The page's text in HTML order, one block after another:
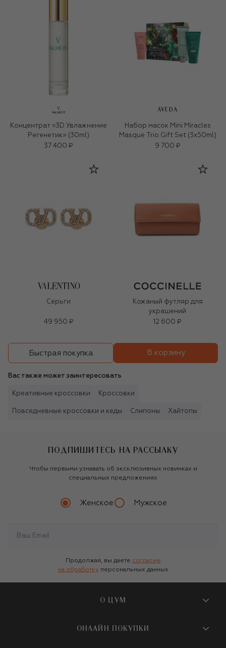
Концентрат «3D Увлажнение
Регенетик» (30ml)
37 400 ₽
AVEDA
Набор масок Mini Miracles
Masque Trio Gift Set (3x50ml)
9 700 ₽
Серьги
49 950 ₽
Кожаный футляр для
украшений
12 600 ₽
Быстрая покупка В корзину
Вас также может заинтересовать
Креативные кроссовки Кроссовки
Повседневные кроссовки и кеды Слипоны Хайтопы
ПОДПИШИТЕСЬ НА РАССЫЛКУ
Чтобы первыми узнавать об эксклюзивных новинках и
специальных предложениях
Женское Мужское
Продолжая, вы даете согласие
на обработку персональных данных
О ЦУМ
О магазине
ОНЛАЙН ПОКУПКИ